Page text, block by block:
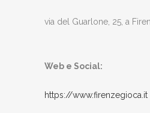
via del Guarlone, 25, a
Web e Social:
https://www.firenzegioca.it